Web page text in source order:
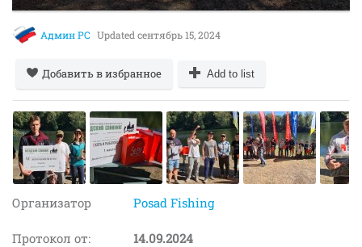
Админ РС Updated сентябрь 15, 2024
Добавить в избранное Add to list
Организатор Posad Fishing
Протокол от:
14.09.2024